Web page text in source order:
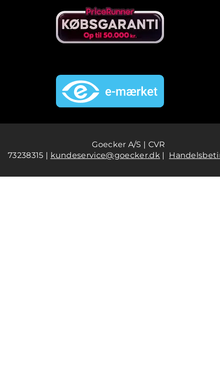
Goecker A/S | CVR
73238315 | kundeservice@goecker.dk |